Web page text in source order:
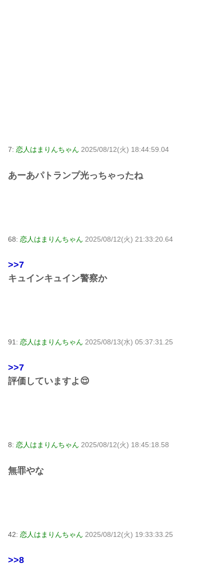
7: 恋人はまりんちゃん 2025/08/12(火) 18:44:59.04
あーあパトランプ光っちゃったね
68: 恋人はまりんちゃん 2025/08/12(火) 21:33:20.64
>>7
キュインキュイン警察か
91: 恋人はまりんちゃん 2025/08/13(水) 05:37:31.25
>>7
評価していますよ😌
8: 恋人はまりんちゃん 2025/08/12(火) 18:45:18.58
無罪やな
42: 恋人はまりんちゃん 2025/08/12(火) 19:33:33.25
>>8